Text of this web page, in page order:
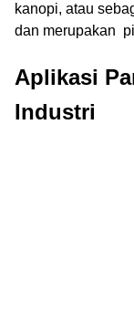
kanopi, atau
dan merupakan
Aplikasi
Industri